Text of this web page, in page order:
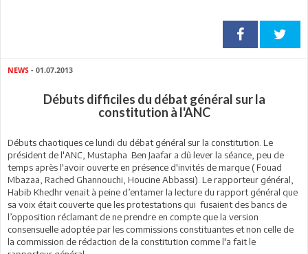
NEWS - 01.07.2013
Débuts difficiles du débat général sur la
constitution à l'ANC
Débuts chaotiques ce lundi du débat général sur la constitution. Le
président de l'ANC, Mustapha Ben Jaafar a dû lever la séance, peu de
temps après l'avoir ouverte en présence d'invités de marque ( Fouad
Mbazaa, Rached Ghannouchi, Houcine Abbassi). Le rapporteur général,
Habib Khedhr venait à peine d’entamer la lecture du rapport général que
sa voix était couverte que les protestations qui fusaient des bancs de
l’opposition réclamant de ne prendre en compte que la version
consensuelle adoptée par les commissions constituantes et non celle de
la commission de rédaction de la constitution comme l'a fait le